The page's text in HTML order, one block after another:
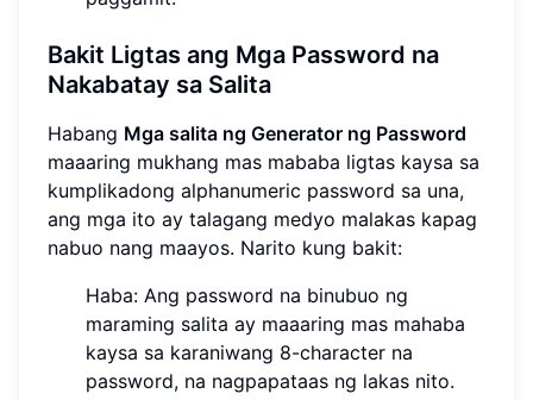
Bakit Ligtas ang Mga Password na
Nakabatay sa Salita
Habang Mga salita ng Generator ng Password
maaaring mukhang mas mababa ligtas kaysa sa
kumplikadong alphanumeric password sa una,
ang mga ito ay talagang medyo malakas kapag
nabuo nang maayos. Narito kung bakit:
Haba: Ang password na binubuo ng
maraming salita ay maaaring mas mahaba
kaysa sa karaniwang 8-character na
password, na nagpapataas ng lakas nito.